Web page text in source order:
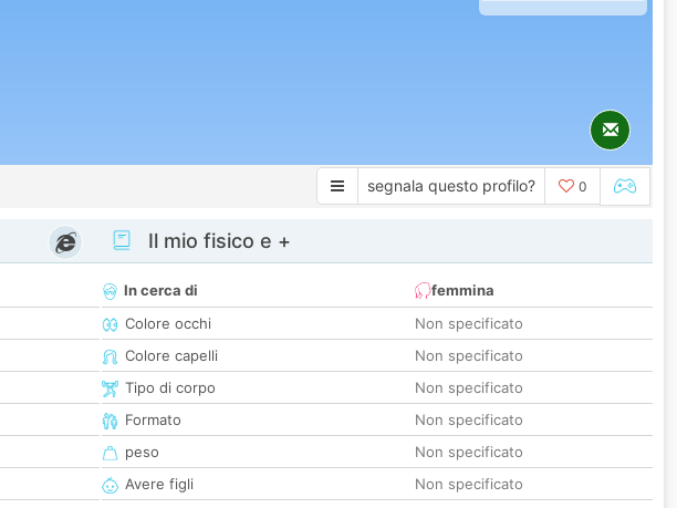
segnala questo profilo? 0
Il mio fisico e +
In cerca di
femmina
Colore occhi
Non specificato
Colore capelli
Non specificato
Tipo di corpo
Non specificato
Formato
Non specificato
peso
Non specificato
Avere figli
Non specificato